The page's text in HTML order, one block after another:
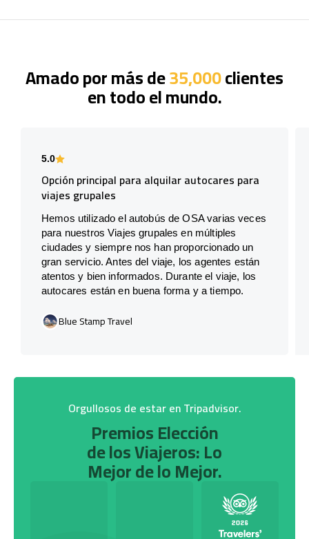
Amado por más de35,000clientes
en todo el mundo.
5.0
Opción principal para alquilar autocares para
viajes grupales
Hemos utilizado el autobús de OSA varias veces
para nuestros Viajes grupales en múltiples
ciudades y siempre nos han proporcionado un
gran servicio. Antes del viaje, los agentes están
atentos y bien informados. Durante el viaje, los
autocares están en buena forma y a tiempo.
Blue Stamp Travel
Orgullosos de estar en Tripadvisor.
Premios Elección
de los Viajeros: Lo
Mejor de lo Mejor.